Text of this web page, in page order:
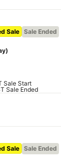
Sale Sale Ended
)
Sale Start
Sale Ended
Sale Sale Ended